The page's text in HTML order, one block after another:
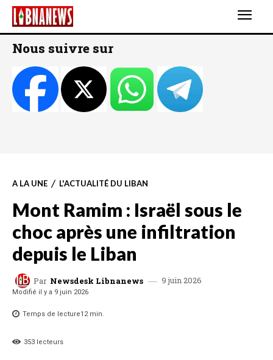
Nous suivre sur
A LA UNE L'ACTUALITÉ DU LIBAN
Mont Ramim : Israël sous le
choc après une infiltration
depuis le Liban
Par Newsdesk Libnanews 9 juin 2026
Modifié il y a 9 juin 2026
Temps de lecture12min.
353 lecteurs